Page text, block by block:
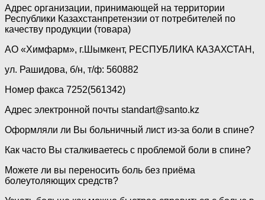
Адрес организации, принимающей на территории
Республики Казахстанпретензии от потребителей по
качеству продукции (товара)
АО «Химфарм», г.Шымкент, РЕСПУБЛИКА КАЗАХСТАН,
ул. Рашидова, б/н, т/ф: 560882
Номер факса 7252(561342)
Адрес электронной почты standart@santo.kz
Оформляли ли Вы больничный лист из-за боли в спине?
Как часто Вы сталкиваетесь с проблемой боли в спине?
Можете ли вы переносить боль без приёма
болеутоляющих средств?